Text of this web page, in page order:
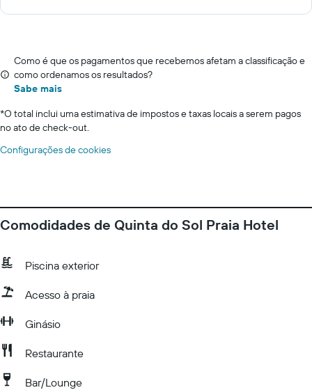
Como é que os pagamentos que recebemos afetam a classificação e
como ordenamos os resultados?
Sabe mais
*O total inclui uma estimativa de impostos e taxas locais a serem pagos
no ato de check-out.
Configurações de cookies
Comodidades de Quinta do Sol Praia Hotel
Piscina exterior
Acesso à praia
Ginásio
Restaurante
Bar/Lounge